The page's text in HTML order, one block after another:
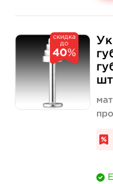
от
нет
скидка
до
40%